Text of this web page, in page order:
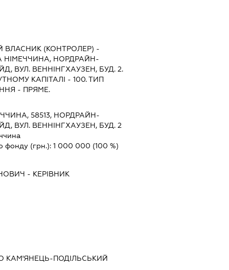
ВЛАСНИК (КОНТРОЛЕР) -
НІМЕЧЧИНА, НОРДРАЙН-
ВУЛ. ВЕННІНГХАУЗЕН, БУД. 2.
КАПІТАЛІ - 100. ТИП
- ПРЯМЕ.
58513, НОРДРАЙН-
ВУЛ. ВЕННІНГХАУЗЕН, БУД. 2
фонду (грн.): 1 000 000 (100 %)
- КЕРІВНИК
КАМ'ЯНЕЦЬ-ПОДІЛЬСЬКИЙ